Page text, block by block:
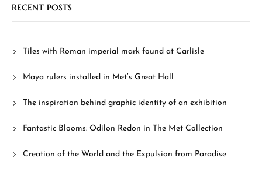
RECENT POSTS
Tiles with Roman imperial mark found at Carlisle
Maya rulers installed in Met’s Great Hall
The inspiration behind graphic identity of an exhibition
Fantastic Blooms: Odilon Redon in The Met Collection
Creation of the World and the Expulsion from Paradise